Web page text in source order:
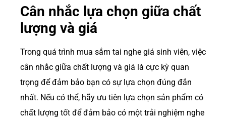
Cân nhắc lựa chọn giữa chất
lượng và giá
Trong quá trình mua sắm tai nghe giá sinh viên, việc
cân nhắc giữa chất lượng và giá là cực kỳ quan
trọng để đảm bảo bạn có sự lựa chọn đúng đắn
nhất. Nếu có thể, hãy ưu tiên lựa chọn sản phẩm có
chất lượng tốt để đảm bảo có một trải nghiệm nghe